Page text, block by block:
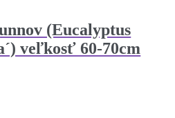
(Eucalyptus
veľkosť 60-70cm